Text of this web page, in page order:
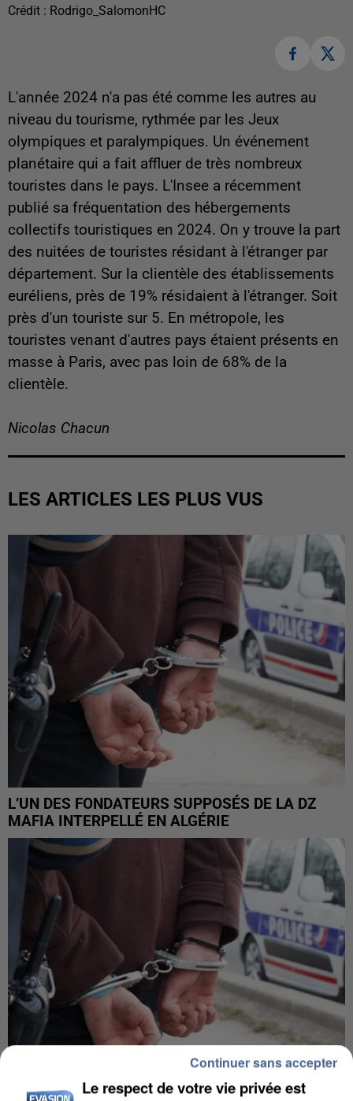
Crédit : Rodrigo_SalomonHC
L'année 2024 n'a pas été comme les autres au
niveau du tourisme, rythmée par les Jeux
olympiques et paralympiques. Un événement
planétaire qui a fait affluer de très nombreux
touristes dans le pays. L'Insee a récemment
publié sa fréquentation des hébergements
collectifs touristiques en 2024. On y trouve la part
des nuitées de touristes résidant à l'étranger par
département. Sur la clientèle des établissements
euréliens, près de 19% résidaient à l'étranger. Soit
près d'un touriste sur 5. En métropole, les
touristes venant d'autres pays étaient présents en
masse à Paris, avec pas loin de 68% de la
clientèle.
Nicolas Chacun
LES ARTICLES LES PLUS VUS
L’UN DES FONDATEURS SUPPOSÉS DE LA DZ
MAFIA INTERPELLÉ EN ALGÉRIE
Le respect de votre vie privée est
Continuer sans accepter